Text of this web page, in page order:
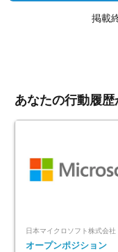
掲載
あなたの行動履
オープンポジション